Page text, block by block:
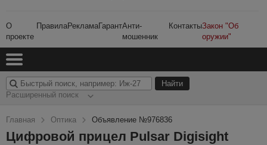
О
проекте
ПравилаРекламаГарантАнти-
мошенник
КонтактыЗакон "Об
оружии"
Расширенный поиск
Главная Оптика Объявление №976836
Цифровой прицел Pulsar Digisight